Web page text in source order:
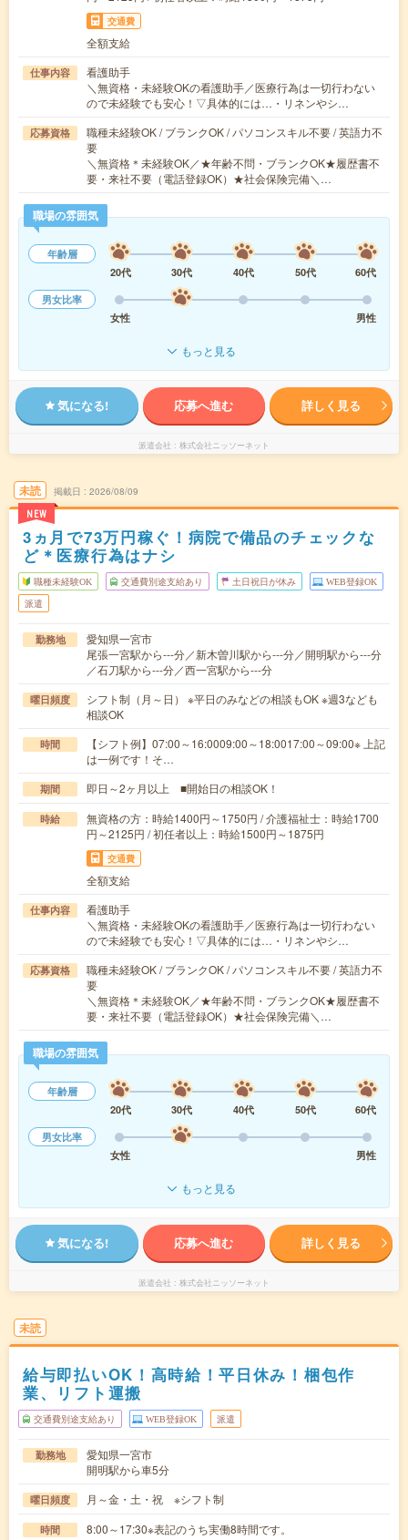
交通費
全額支給
仕事内容
看護助手
＼無資格・未経験OKの看護助手／医療行為は一切行わない
ので未経験でも安心！▽具体的には…・リネンやシ…
応募資格
職種未経験OK / ブランクOK / パソコンスキル不要 / 英語力不
要
＼無資格＊未経験OK／★年齢不問・ブランクOK★履歴書不
要・来社不要（電話登録OK）★社会保険完備＼…
職場の雰囲気
年齢層
20代
30代 40代 50代
60代
男女比率
女性
男性
もっと見る
気になる! 応募へ進む 詳しく見る
派遣会社 株式会社ニッソーネット
未読
NEW
掲載日 2026/08/09
3ヵ月で73万円稼ぐ！病院で備品のチェックな
ど＊医療行為はナシ
職種未経験OK 交通費別途支給あり 土日祝日が休み WEB登録OK
派遣
勤務地
愛知県一宮市
尾張一宮駅から---分／新木曽川駅から---分／開明駅から---分
／石刀駅から---分／西一宮駅から---分
曜日頻度
シフト制（月～日） ※平日のみなどの相談もOK ※週3なども
相談OK
時間
【シフト例】07:00～16:0009:00～18:0017:00～09:00※ 上記
は一例です！そ…
期間 即日～2ヶ月以上 ■開始日の相談OK！
時給
無資格の方：時給1400円～1750円 / 介護福祉士：時給1700
円～2125円 / 初任者以上：時給1500円～1875円
交通費
全額支給
仕事内容
看護助手
＼無資格・未経験OKの看護助手／医療行為は一切行わない
ので未経験でも安心！▽具体的には…・リネンやシ…
応募資格
職種未経験OK / ブランクOK / パソコンスキル不要 / 英語力不
要
＼無資格＊未経験OK／★年齢不問・ブランクOK★履歴書不
要・来社不要（電話登録OK）★社会保険完備＼…
職場の雰囲気
年齢層
20代
30代 40代 50代
60代
男女比率
女性
男性
もっと見る
気になる! 応募へ進む 詳しく見る
派遣会社 株式会社ニッソーネット
未読
給与即払いOK！高時給！平日休み！梱包作
業、リフト運搬
交通費別途支給あり WEB登録OK 派遣
勤務地
愛知県一宮市
開明駅から車5分
曜日頻度 月～金・土・祝 ※シフト制
時間 8:00～17:30※表記のうち実働8時間です。